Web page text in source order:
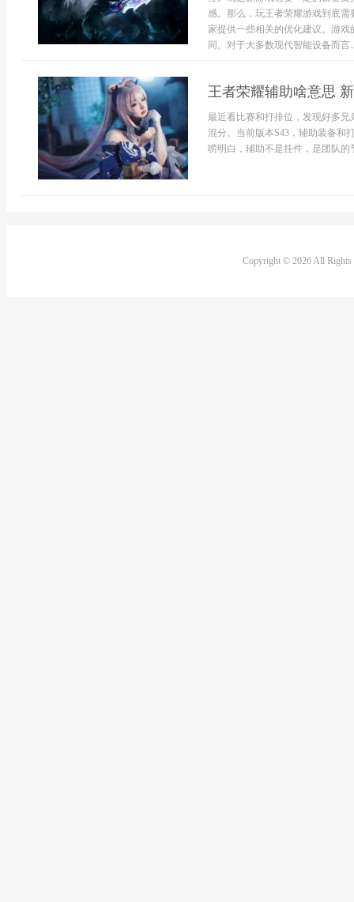
感。那么，玩王者荣耀游戏到底
家提供一些相关的优化建议。游
同。对于大多数现代智能设备而言
王者荣耀辅助啥意思
最近看比赛和打排位，发现好多
混分。当前版本S43，辅助装备和
唠明白，辅助不是挂件，是团队
Copyright © 2026 All